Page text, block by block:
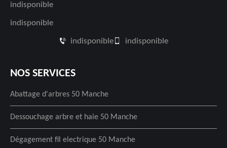
indisponible
indisponible
indisponible indisponible
NOS SERVICES
Abattage d'arbres 50 Manche
Dessouchage arbre et haie 50 Manche
Dégagement fil electrique 50 Manche